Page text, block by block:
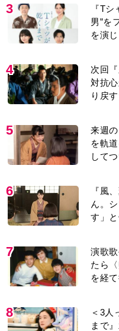
3
『T
男”を
を演
4
次回
対抗
り戻
5
来週
を軌
して
6
『風
ん。
す」
7
演歌
たら
を経
8
＜3人
まで